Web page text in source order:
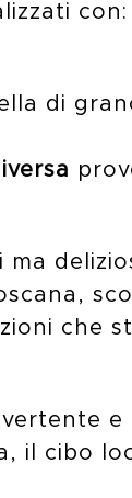
con:
di
ma
che
il cibo